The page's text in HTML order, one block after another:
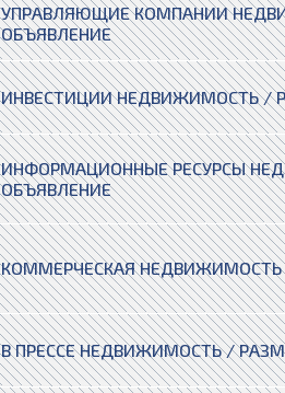
УПРАВЛЯЮЩИЕ КОМПАНИИ
ОБЪЯВЛЕНИЕ
ИНВЕСТИЦИИ НЕДВИЖИМОСТЬ /
ИНФОРМАЦИОННЫЕ РЕСУРСЫ
ОБЪЯВЛЕНИЕ
КОММЕРЧЕСКАЯ
В ПРЕССЕ НЕДВИЖИМОСТЬ /